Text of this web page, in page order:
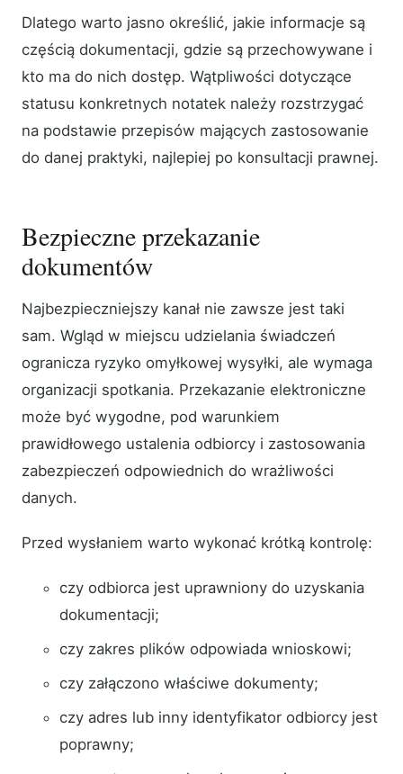
Dlatego warto jasno określić, jakie informacje są
częścią dokumentacji, gdzie są przechowywane i
kto ma do nich dostęp. Wątpliwości dotyczące
statusu konkretnych notatek należy rozstrzygać
na podstawie przepisów mających zastosowanie
do danej praktyki, najlepiej po konsultacji prawnej.
Bezpieczne przekazanie
dokumentów
Najbezpieczniejszy kanał nie zawsze jest taki
sam. Wgląd w miejscu udzielania świadczeń
ogranicza ryzyko omyłkowej wysyłki, ale wymaga
organizacji spotkania. Przekazanie elektroniczne
może być wygodne, pod warunkiem
prawidłowego ustalenia odbiorcy i zastosowania
zabezpieczeń odpowiednich do wrażliwości
danych.
Przed wysłaniem warto wykonać krótką kontrolę:
czy odbiorca jest uprawniony do uzyskania
dokumentacji;
czy zakres plików odpowiada wnioskowi;
czy załączono właściwe dokumenty;
czy adres lub inny identyfikator odbiorcy jest
poprawny;